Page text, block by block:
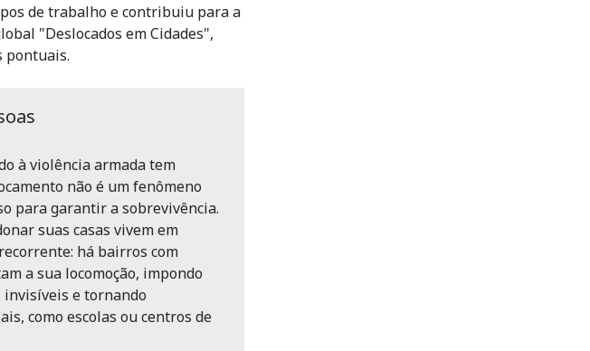
de trabalho e contribuiu para a
"Deslocados em Cidades",
pontuais.
à violência armada tem
não é um fenômeno
para garantir a sobrevivência.
suas casas vivem em
há bairros com
a sua locomoção, impondo
invisíveis e tornando
como escolas ou centros de